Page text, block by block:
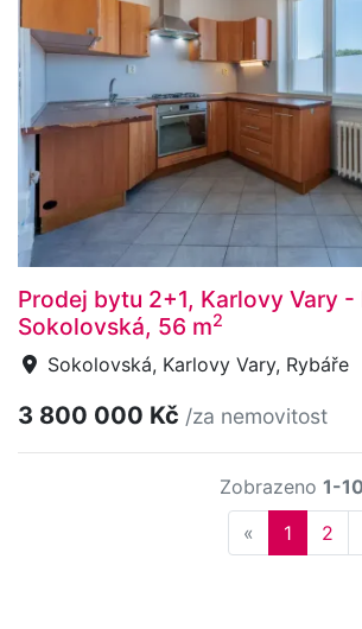
Prodej bytu 2+1, Karlovy Vary -
Sokolovská, 56 m2
Sokolovská, Karlovy Vary, Rybáře
3 800 000 Kč /za nemovitost
Zobrazeno 1-10
« Previous
1 2